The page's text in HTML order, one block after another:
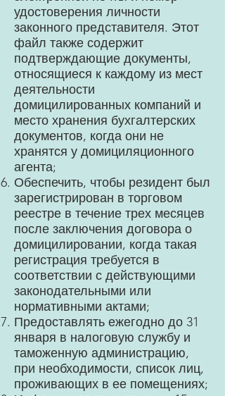
удостоверения личности
законного представителя. Этот
файл также содержит
подтверждающие документы,
относящиеся к каждому из мест
деятельности
домицилированных компаний и
место хранения бухгалтерских
документов, когда они не
хранятся у домициляционного
агента;
Обеспечить, чтобы резидент был
зарегистрирован в торговом
реестре в течение трех месяцев
после заключения договора о
домицилировании, когда такая
регистрация требуется в
соответствии с действующими
законодательными или
нормативными актами;
Предоставлять ежегодно до 31
января в налоговую службу и
таможенную администрацию,
при необходимости, список лиц,
проживающих в ее помещениях;